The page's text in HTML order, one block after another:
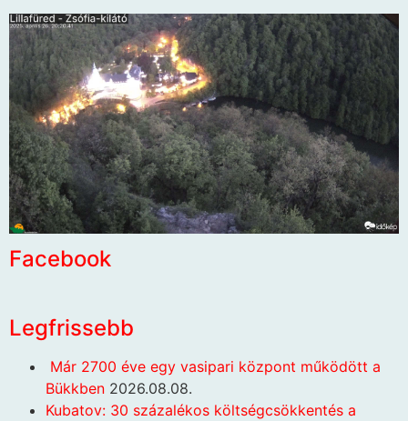
Facebook
Legfrissebb
Már 2700 éve egy vasipari központ működött a
Bükkben 2026.08.08.
Kubatov: 30 százalékos költségcsökkentés a